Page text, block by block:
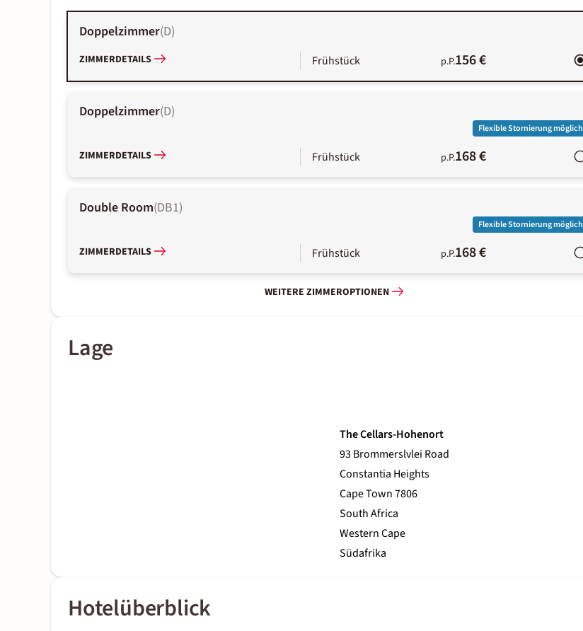
Doppelzimmer(D)
ZIMMERDETAILS Frühstück p.P.156 €
Doppelzimmer(D)
Flexible Stornierung möglich
ZIMMERDETAILS Frühstück p.P.168 €
Double Room(DB1)
Flexible Stornierung möglich
ZIMMERDETAILS Frühstück p.P.168 €
WEITERE ZIMMEROPTIONEN
Lage
The Cellars-Hohenort
93 Brommerslvlei Road
Constantia Heights
Cape Town 7806
South Africa
Western Cape
Südafrika
Hotelüberblick